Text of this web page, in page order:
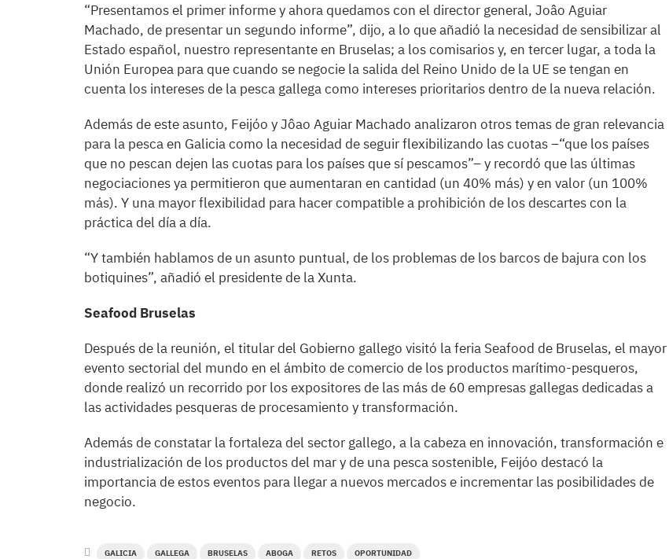
“Presentamos el primer informe y ahora quedamos con el director general, Joâo Aguiar
Machado, de presentar un segundo informe”, dijo, a lo que añadió la necesidad de sensibilizar al
Estado español, nuestro representante en Bruselas; a los comisarios y, en tercer lugar, a toda la
Unión Europea para que cuando se negocie la salida del Reino Unido de la UE se tengan en
cuenta los intereses de la pesca gallega como intereses prioritarios dentro de la nueva relación.
Además de este asunto, Feijóo y Jôao Aguiar Machado analizaron otros temas de gran relevancia
para la pesca en Galicia como la necesidad de seguir flexibilizando las cuotas –“que los países
que no pescan dejen las cuotas para los países que sí pescamos”– y recordó que las últimas
negociaciones ya permitieron que aumentaran en cantidad (un 40% más) y en valor (un 100%
más). Y una mayor flexibilidad para hacer compatible a prohibición de los descartes con la
práctica del día a día.
“Y también hablamos de un asunto puntual, de los problemas de los barcos de bajura con los
botiquines”, añadió el presidente de la Xunta.
Seafood Bruselas
Después de la reunión, el titular del Gobierno gallego visitó la feria Seafood de Bruselas, el mayor
evento sectorial del mundo en el ámbito de comercio de los productos marítimo-pesqueros,
donde realizó un recorrido por los expositores de las más de 60 empresas gallegas dedicadas a
las actividades pesqueras de procesamiento y transformación.
Además de constatar la fortaleza del sector gallego, a la cabeza en innovación, transformación e
industrialización de los productos del mar y de una pesca sostenible, Feijóo destacó la
importancia de estos eventos para llegar a nuevos mercados e incrementar las posibilidades de
negocio.
GALICIA GALLEGA BRUSELAS ABOGA RETOS OPORTUNIDAD